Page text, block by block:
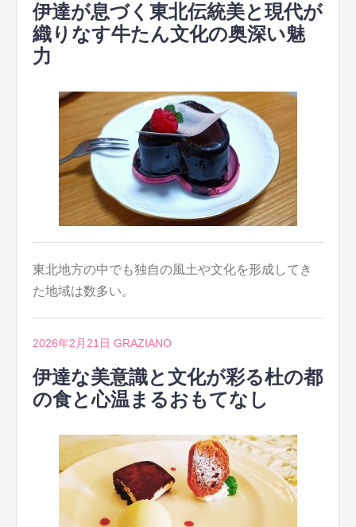
伊達が息づく東北伝統美と現代が
織りなす牛たん文化の奥深い魅
力
東北地方の中でも独自の風土や文化を形成してき
た地域は数多い。
2026年2月21日 GRAZIANO
伊達な美意識と文化が彩る杜の都
の食と心温まるおもてなし